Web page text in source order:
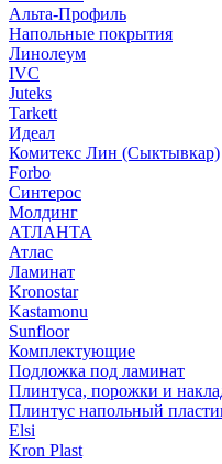
Альта-Профиль
Напольные покрытия
Линолеум
IVC
Juteks
Tarkett
Идеал
Комитекс Лин (Сыктывкар)
Forbo
Синтерос
Молдинг
АТЛАНТА
Атлас
Ламинат
Kronostar
Kastamonu
Sunfloor
Комплектующие
Подложка под ламинат
Плинтуса, порожки и
Плинтус напольный
Elsi
Kron Plast